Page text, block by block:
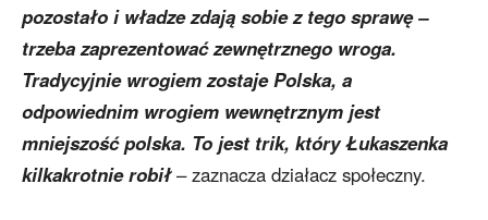
pozostało i władze zdają sobie z tego sprawę –
trzeba zaprezentować zewnętrznego wroga.
Tradycyjnie wrogiem zostaje Polska, a
odpowiednim wrogiem wewnętrznym jest
mniejszość polska. To jest trik, który Łukaszenka
kilkakrotnie robił– zaznacza działacz społeczny.